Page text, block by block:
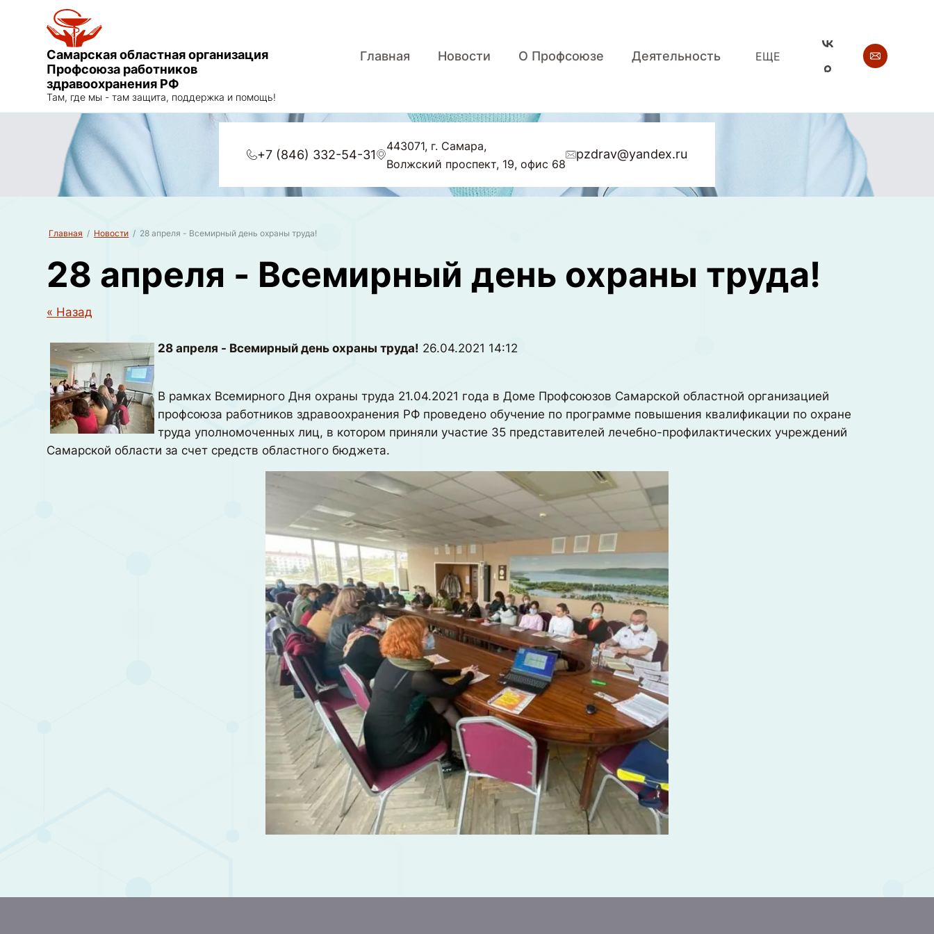
Самарская областная организация
Профсоюза работников
здравоохранения РФ
Там, где мы - там защита, поддержка и помощь!
Главная Новости О Профсоюзе Деятельность ЕЩЕ
+7 (846) 332-54-31
443071, г. Самара,
Волжский проспект, 19, офис 68
pzdrav@yandex.ru
Главная / Новости / 28 апреля - Всемирный день охраны труда!
28 апреля - Всемирный день охраны труда!
« Назад
28 апреля - Всемирный день охраны труда! 26.04.2021 14:12
В рамках Всемирного Дня охраны труда 21.04.2021 года в Доме Профсоюзов Самарской областной организацией
профсоюза работников здравоохранения РФ проведено обучение по программе повышения квалификации по охране
труда уполномоченных лиц, в котором приняли участие 35 представителей лечебно-профилактических учреждений
Самарской области за счет средств областного бюджета.